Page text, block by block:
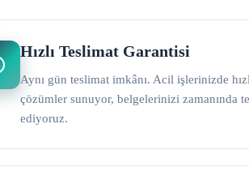
Hızlı Teslimat Garantisi
Aynı gün teslimat imkânı. Acil işlerinizde
çözümler sunuyor, belgelerinizi zamanında
ediyoruz.